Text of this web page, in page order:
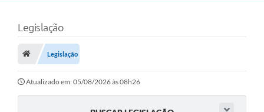
O Município
A Prefeitura
Portal da Transparência
Legislação
Legislação
Atualizado em: 05/08/2026 às 08h26